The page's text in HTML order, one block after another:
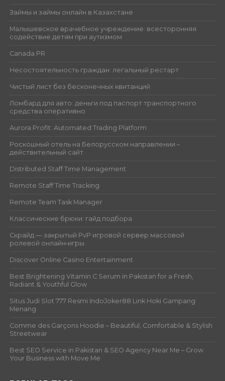
Займы и займы онлайн в Казахстане
Малышевское врачебное учреждение: всесторонняя
содействие детям при аутизмом
Canada PR
Несостоятельность граждан: легальный рестарт
Чистый лист без бесконечных квитанций
Ломбард для авто: деньги под паспорт транспортного
средства оперативно
Aurora Profit: Automated Trading Platform
Роскошный отель на Белорусском направлении –
действительный сайт
Distributed Staff Time Management
Remote Staff Time Tracking
Remote Team Task Manager
Классические брюки: гайд подбора
Скрайд — закрытый PvP игровой сервер массовой
ролевой онлайн‑игры
Discover Online Casino Entertainment
Best Brightening Vitamin C Serum in Pakistan for a Fresh,
Radiant & Youthful Glow
Situs Judi Slot 777 Resmi IndoJoker88 Link Hoki Gampang
Menang
Comme des Garçons Hoodie – Beautiful, Comfortable & Stylish
Streetwear
Best SEO Service in Pakistan & SEO Agency Near Me – Grow
Your Business with Move Me